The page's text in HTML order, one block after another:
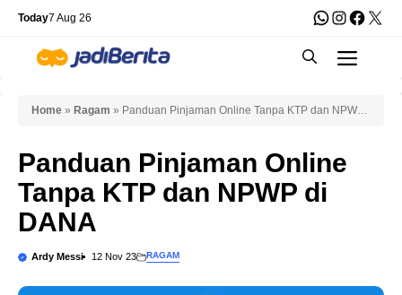
Skip
content
Today7 Aug 26 WhatsApp
X
Home » Ragam » Panduan Pinjaman Online Tanpa KTP dan NPWP
Panduan Pinjaman Online
Tanpa KTP dan NPWP di
DANA
Ardy Messi 12 Nov 23 RAGAM